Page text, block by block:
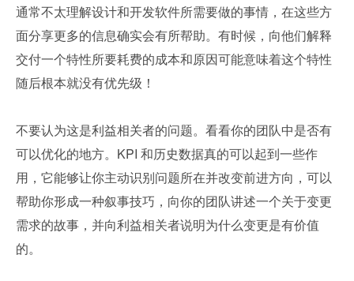
通常不太理解设计和开发软件所需要做的事情，在这些方
面分享更多的信息确实会有所帮助。有时候，向他们解释
交付一个特性所要耗费的成本和原因可能意味着这个特性
随后根本就没有优先级！
不要认为这是利益相关者的问题。看看你的团队中是否有
可以优化的地方。KPI 和历史数据真的可以起到一些作
用，它能够让你主动识别问题所在并改变前进方向，可以
帮助你形成一种叙事技巧，向你的团队讲述一个关于变更
需求的故事，并向利益相关者说明为什么变更是有价值
的。